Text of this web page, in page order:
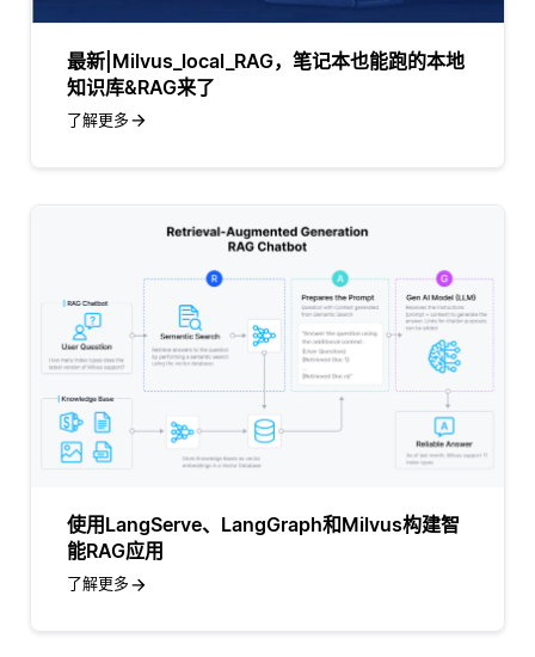
最新|Milvus_local_RAG，笔记本也能跑的本地
知识库&RAG来了
了解更多
使用LangServe、LangGraph和Milvus构建智
能RAG应用
了解更多